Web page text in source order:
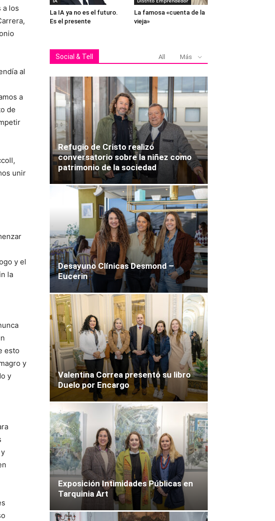
a los
al
a
de
unir
y el
la
esto
y
y
La IA ya no es el futuro.
Es el presente
La famosa «cuenta de la
vieja»
Social & Tell All Más
Refugio de Cristo realizó
conversatorio sobre la niñez como
patrimonio de la sociedad
Desayuno Clínicas Desmond –
Eucerin
Valentina Correa presentó su libro
Duelo por Encargo
Exposición Intimidades Públicas en
Tarquinia Art